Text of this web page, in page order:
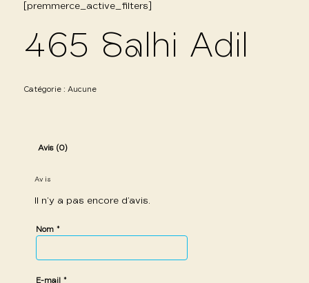
[premmerce_active_filters]
465 Salhi Adil
Catégorie : Aucune
Avis (0)
Avis
Il n’y a pas encore d’avis.
Nom *
E-mail *